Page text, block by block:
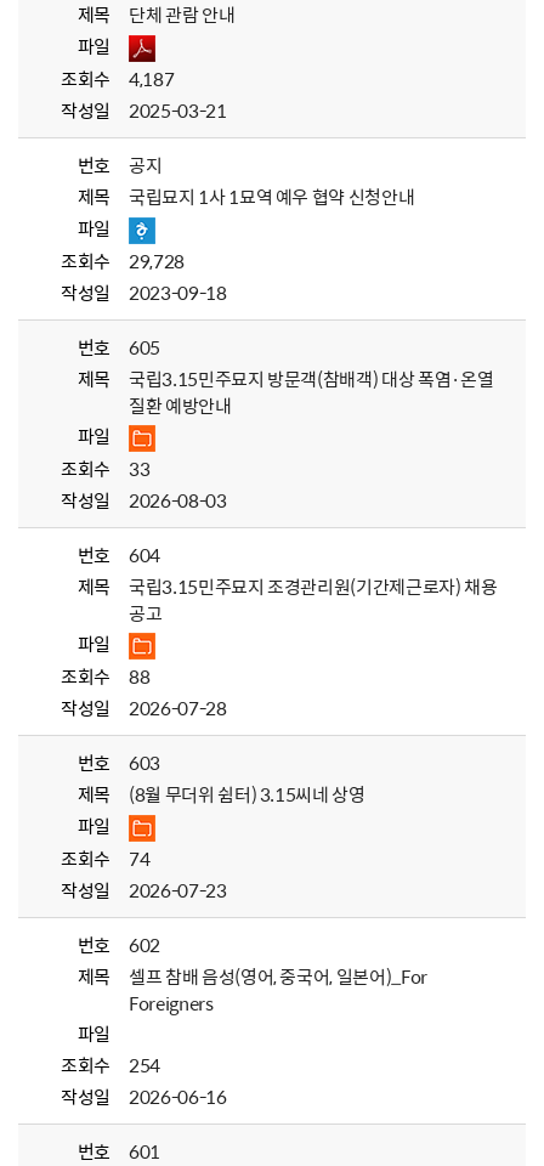
제목
단체 관람 안내
파일
조회수
4,187
작성일
2025-03-21
번호
공지
제목
국립묘지 1사 1묘역 예우 협약 신청안내
파일
조회수
29,728
작성일
2023-09-18
번호
605
제목
국립3.15민주묘지 방문객(참배객) 대상 폭염·온열
질환 예방안내
파일
조회수
33
작성일
2026-08-03
번호
604
제목
국립3.15민주묘지 조경관리원(기간제근로자) 채용
공고
파일
조회수
88
작성일
2026-07-28
번호
603
제목
(8월 무더위 쉼터) 3.15씨네 상영
파일
조회수
74
작성일
2026-07-23
번호
602
제목
셀프 참배 음성(영어, 중국어, 일본어)_For
Foreigners
파일
조회수
254
작성일
2026-06-16
번호
601